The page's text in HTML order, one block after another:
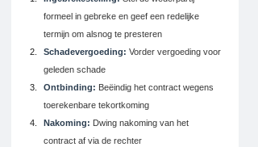
formeel in gebreke en geef een redelijke
termijn om alsnog te presteren
Schadevergoeding: Vorder vergoeding voor
geleden schade
Ontbinding: Beëindig het contract wegens
toerekenbare tekortkoming
Nakoming: Dwing nakoming van het
contract af via de rechter